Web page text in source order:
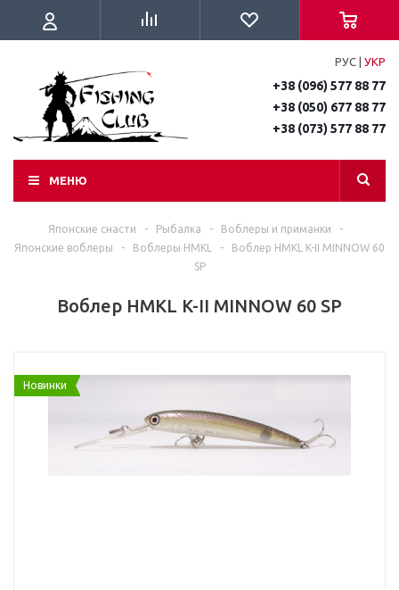
РУС УКР
+38 (096) 577 88 77
+38 (050) 677 88 77
+38 (073) 577 88 77
МЕНЮ
Японские снасти - Рыбалка - Воблеры и приманки
-
Японские воблеры
- Воблеры HMKL -
Воблер HMKL K-II MINNOW 60
SP
Воблер HMKL K-II MINNOW 60 SP
Новинки